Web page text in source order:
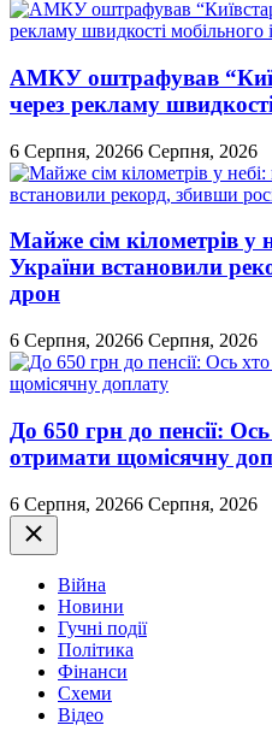
АМКУ оштрафував
через рекламу
6 Серпня, 20266 Серпня, 2026
Майже сім кілометрів у
України встановили
дрон
6 Серпня, 20266 Серпня, 2026
До 650 грн до пенсії:
отримати щомісячну
6 Серпня, 20266 Серпня, 2026
Закрити
Війна
Новини
Гучні події
Політика
Фінанси
Схеми
Відео